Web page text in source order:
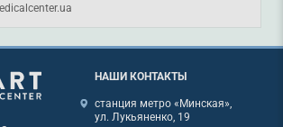
НАШИ КОНТАКТЫ
станция метро «Минская»,
ул. Лукьяненко, 19